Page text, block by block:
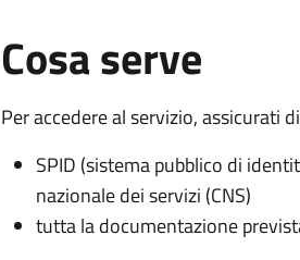
Cosa serve
Per accedere al servizio, assicurati
SPID (sistema pubblico di
nazionale dei servizi (CNS)
tutta la documentazione